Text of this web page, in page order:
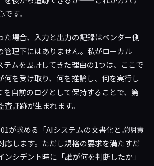
す。
た場合、入力と出力の記録はベンダー側
管理下にはありません。私がローカル
テムを設計してきた理由の1つは、ここで
何を受け取り、何を推論し、何を実行し
自前のログとして保持することで、第
証跡が生まれます。
が求める「AIシステムの文書化と説明責
応します。ただし規格の要求を満たすだ
ンシデント時に「誰が何を判断したか」